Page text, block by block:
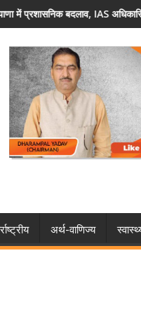
का तबादला
अर्थ-वाणिज्य